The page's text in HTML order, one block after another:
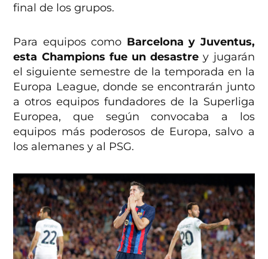
final de los grupos.
Para equipos como Barcelona y Juventus,
esta Champions fue un desastrey jugarán
el siguiente semestre de la temporada en la
Europa League, donde se encontrarán junto
a otros equipos fundadores de la Superliga
Europea, que según convocaba a los
equipos más poderosos de Europa, salvo a
los alemanes y al PSG.